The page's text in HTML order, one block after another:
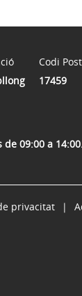
Codi
17459
09:00 a
privacitat